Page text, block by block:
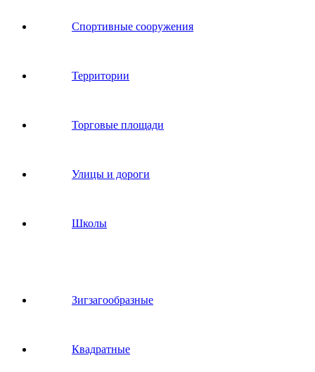
Спортивные сооружения
Территории
Торговые площади
Улицы и дороги
Школы
Зигзагообразные
Квадратные